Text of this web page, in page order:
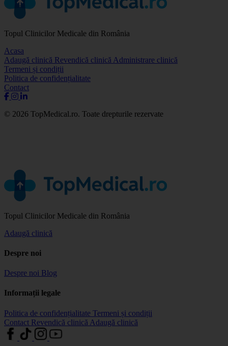
Topul Clinicilor Medicale din România
Acasa
Adaugă clinică Revendică clinică Administrare clinică
Termeni și condiții
Politica de confidențialitate
Contact
© 2026 TopMedical.ro. Toate drepturile rezervate
Topul Clinicilor Medicale din România
Adaugă clinică
Despre noi
Despre noi Blog
Informații legale
Politica de confidențialitate Termeni și condiții
Contact Revendică clinică Adaugă clinică